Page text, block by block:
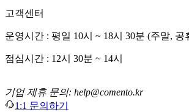
고객센터
운영시간 : 평일 10시 ~ 18시 30분 (주말, 공
점심시간 : 12시 30분 ~ 14시
기업 제휴 문의: help@comento.kr
1:1 문의하기